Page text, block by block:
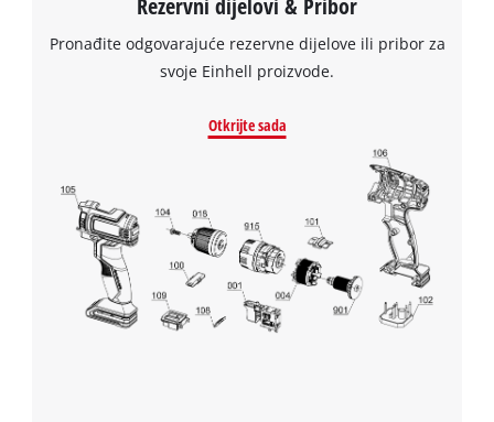
Pronađite odgovarajuće rezervne dijelove ili pribor za
svoje Einhell proizvode.
Otkrijte sada